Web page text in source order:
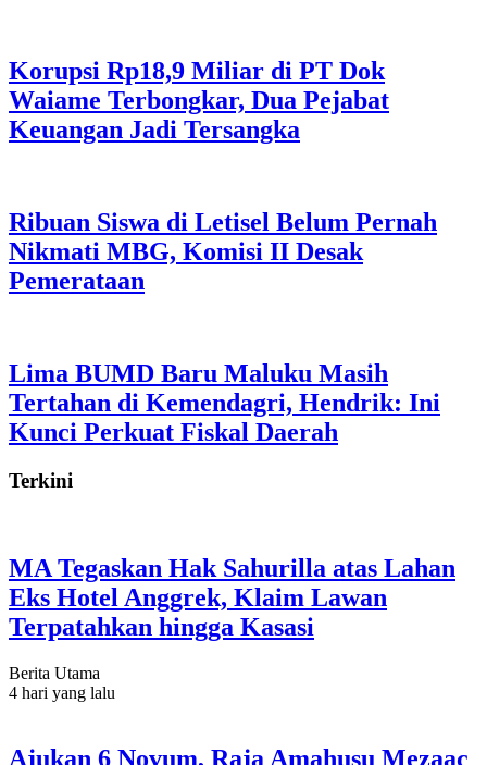
Korupsi Rp18,9 Miliar di PT Dok
Waiame Terbongkar, Dua Pejabat
Keuangan Jadi Tersangka
Ribuan Siswa di Letisel Belum Pernah
Nikmati MBG, Komisi II Desak
Pemerataan
Lima BUMD Baru Maluku Masih
Tertahan di Kemendagri, Hendrik: Ini
Kunci Perkuat Fiskal Daerah
Terkini
MA Tegaskan Hak Sahurilla atas Lahan
Eks Hotel Anggrek, Klaim Lawan
Terpatahkan hingga Kasasi
Berita Utama
4 hari yang lalu
Ajukan 6 Novum, Raja Amahusu Mezaac